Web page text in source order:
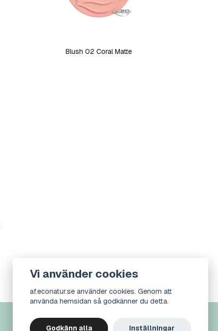
Blush 02 Coral Matte
Vi använder cookies
af.econatur.se använder cookies. Genom att
använda hemsidan så godkänner du detta.
Godkänn alla Inställningar